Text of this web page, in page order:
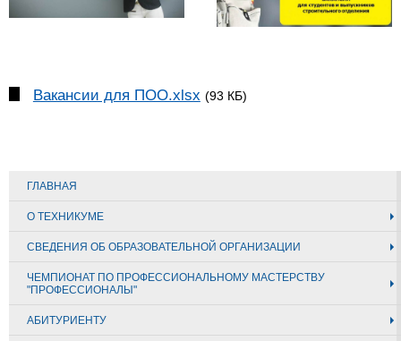
Вакансии для ПОО.xlsx (93 КБ)
ГЛАВНАЯ
О ТЕХНИКУМЕ
СВЕДЕНИЯ ОБ ОБРАЗОВАТЕЛЬНОЙ ОРГАНИЗАЦИИ
ЧЕМПИОНАТ ПО ПРОФЕССИОНАЛЬНОМУ МАСТЕРСТВУ
"ПРОФЕССИОНАЛЫ"
АБИТУРИЕНТУ